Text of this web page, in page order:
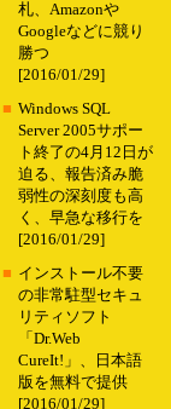
札、Amazonや
Googleなどに競り
勝つ
[2016/01/29]
■ Windows SQL
Server 2005サポー
ト終了の4月12日が
迫る、報告済み脆
弱性の深刻度も高
く、早急な移行を
[2016/01/29]
■ インストール不要
の非常駐型セキュ
リティソフト
「Dr.Web
CureIt!」、日本語
版を無料で提供
[2016/01/29]